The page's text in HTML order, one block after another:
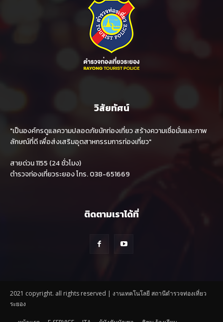
วิสัยทัศน์
"เป็นองค์กรดูแลความปลอดภัยนักท่องเที่ยว สร้างความเชื่อมั่นและภาพ
ลักษณ์ที่ดี เพื่อส่งเสริมอุตสาหกรรมการท่องเที่ยว"
สายด่วน 1155 (24 ชั่วโมง)
ตำรวจท่องเที่ยวระยอง โทร. 038-651669
ติดตามเราได้ที่
2021 copyright. all rights reserved | งานเทคโนโลยี สถานีตำรวจท่องเที่ยว
ระยอง